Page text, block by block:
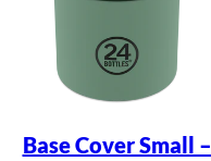
Base Cover Small –